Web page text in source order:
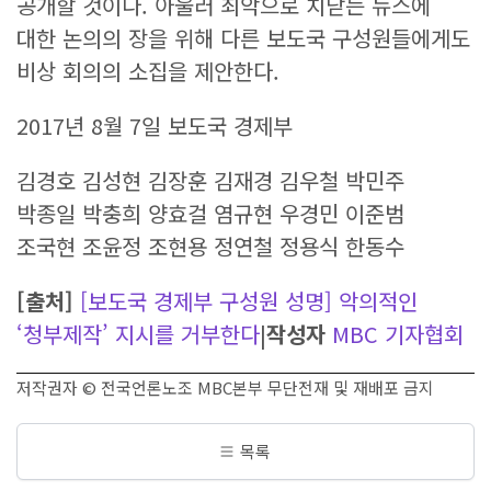
대한 논의의 장을 위해 다른 보도국 구성원들에게도
비상 회의의 소집을 제안한다.
2017년 8월 7일 보도국 경제부
김경호 김성현 김장훈 김재경 김우철 박민주
박종일 박충희 양효걸 염규현 우경민 이준범
조국현 조윤정 조현용 정연철 정용식 한동수
[출처] [보도국 경제부 구성원 성명] 악의적인
‘청부제작’ 지시를 거부한다|작성자 MBC 기자협회
저작권자 © 전국언론노조 MBC본부 무단전재 및 재배포 금지
목록